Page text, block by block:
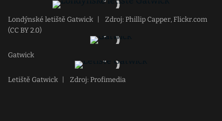
Londýnské letiště Gatwick
Zdroj: Phillip Capper, Flickr.com
(CC BY 2.0)
Gatwick
Letiště Gatwick Zdroj: Profimedia